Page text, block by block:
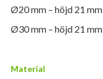
Ø20 mm – höjd 21 mm
Ø30 mm – höjd 21 mm
Material